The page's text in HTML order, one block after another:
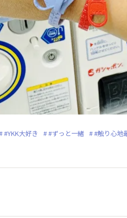
#YKK大好き #ずっと一緒 #触り心地